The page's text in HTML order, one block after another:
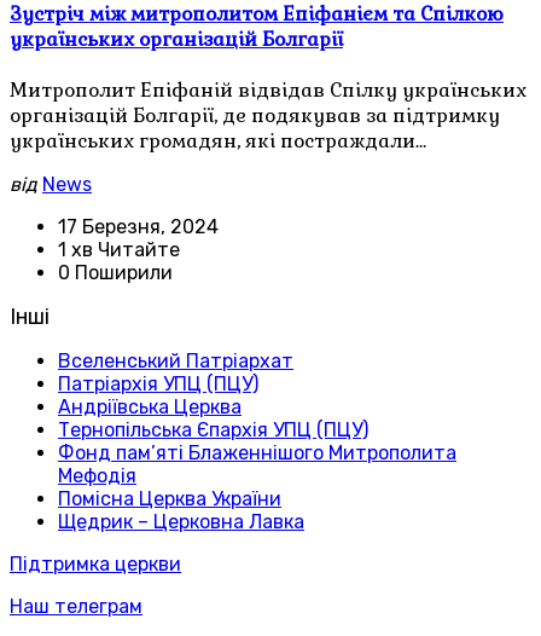
Зустріч між митрополитом Епіфанієм та Спілкою
українських організацій Болгарії
Митрополит Епіфаній відвідав Спілку українських
організацій Болгарії, де подякував за підтримку
українських громадян, які постраждали…
від News
17 Березня, 2024
1 хв Читайте
0 Поширили
Інші
Вселенський Патріархат
Патріархія УПЦ (ПЦУ)
Андріївська Церква
Тернопільська Єпархія УПЦ (ПЦУ)
Фонд пам’яті Блаженнішого Митрополита
Мефодія
Помісна Церква України
Щедрик – Церковна Лавка
Підтримка церкви
Наш телеграм